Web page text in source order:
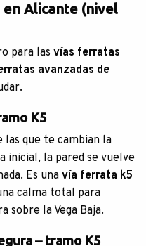
Alicante (nivel
para las vías ferratas
avanzadas de
K5
las que te cambian la
inicial, la pared se vuelve
Es una vía ferrata k5
calma total para
sobre la Vega Baja.
– tramo K5